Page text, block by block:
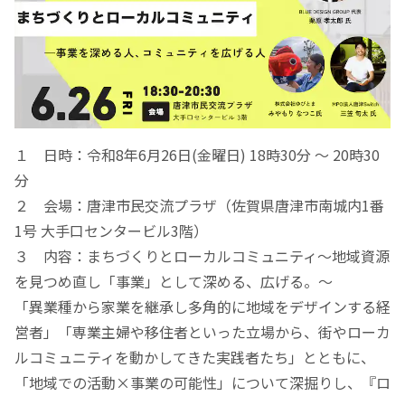
１ 日時：令和8年6月26日(金曜日) 18時30分 ～ 20時30
分
２ 会場：唐津市民交流プラザ（佐賀県唐津市南城内1番
1号 大手口センタービル3階）
３ 内容：まちづくりとローカルコミュニティ～地域資源
を見つめ直し「事業」として深める、広げる。～
「異業種から家業を継承し多角的に地域をデザインする経
営者」「専業主婦や移住者といった立場から、街やローカ
ルコミュニティを動かしてきた実践者たち」とともに、
「地域での活動×事業の可能性」について深掘りし、『ロ